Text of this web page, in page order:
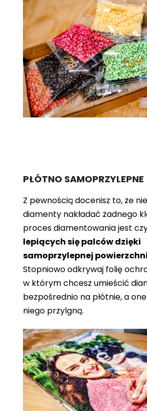
PŁÓTNO SAMOPRZYLEPNE
Z pewnością docenisz to, że
diamenty nakładać żadnego
proces diamentowania jest
lepiących się palców dzięki
samoprzylepnej
Stopniowo odkrywaj folię
w którym chcesz umieścić
bezpośrednio na płótnie, a
niego przylgną.